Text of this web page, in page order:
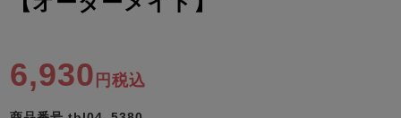
売れ筋ランキング
- Item Ranking -
ボーイズ半袖
6,930 税込